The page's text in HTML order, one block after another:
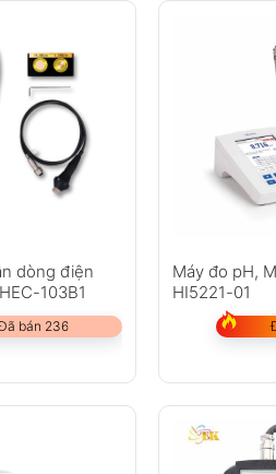
dòng điện
103B1
bán 236
Máy đo pH,
HI5221-01